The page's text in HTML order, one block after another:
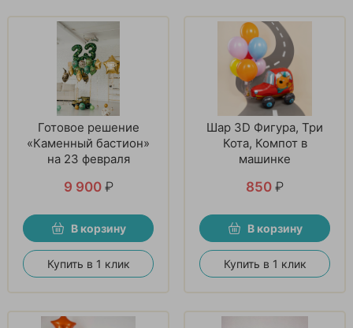
Готовое решение
«Каменный бастион»
на 23 февраля
9 900 ₽
В корзину
Купить в 1 клик
Шар 3D Фигура, Три
Кота, Компот в
машинке
850 ₽
В корзину
Купить в 1 клик